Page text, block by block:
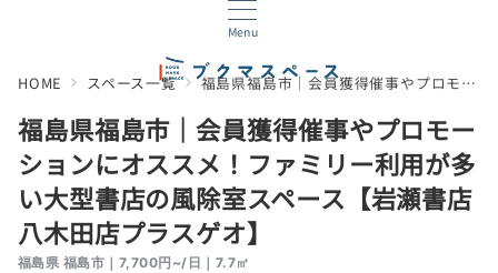
Menu
HOME スペース一覧 福島県福島市｜会員獲得催事やプロモーションにオススメ！ファミリー利用が多い大型書店の風除室スペース【岩瀬書店八木田店プラスゲオ】
福島県福島市｜会員獲得催事やプロモー
ションにオススメ！ファミリー利用が多
い大型書店の風除室スペース【岩瀬書店
八木田店プラスゲオ】
福島県 福島市｜7,700円~/日｜7.7㎡